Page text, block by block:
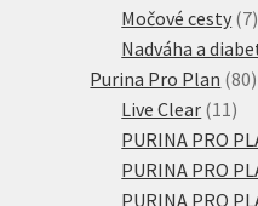
Močové cesty 77
Nadváha a
Purina Pro Plan 8080
Live Clear 11 11
PURINA PRO
PURINA PRO
PURINA PRO